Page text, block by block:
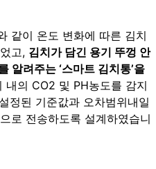
같이 온도 변화에 따른 김치
고, 김치가 담긴 용기 뚜껑 안
알려주는 ‘스마트 김치통’을
내의 CO2 및 PH농도를 감지
정된 기준값과 오차범위내일
로 전송하도록 설계하였습니